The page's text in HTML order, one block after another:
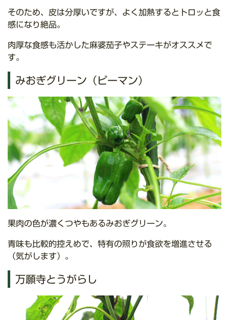
そのため、皮は分厚いですが、よく加熱するとトロッと食
感になり絶品。
肉厚な食感も活かした麻婆茄子やステーキがオススメで
す。
みおぎグリーン（ピーマン）
果肉の色が濃くつやもあるみおぎグリーン。
青味も比較的控えめで、特有の照りが食欲を増進させる
（気がします）。
万願寺とうがらし